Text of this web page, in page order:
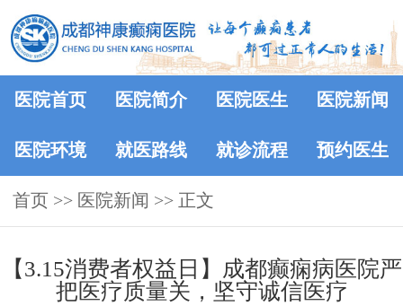
医院首页 医院简介 医院医生 医院新闻
医院环境 就医路线 就诊流程 预约医生
首页 >> 医院新闻 >> 正文
【3.15消费者权益日】成都癫痫病医院严
把医疗质量关，坚守诚信医疗